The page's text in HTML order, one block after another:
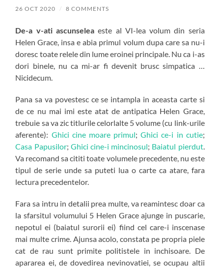
26 OCT 2020 / 8 COMMENTS
De-a v-ati ascunseleaeste al VI-lea volum din seria
Helen Grace, insa e abia primul volum dupa care sa nu-i
doresc toate relele din lume eroinei principale. Nu ca i-as
dori binele, nu ca mi-ar fi devenit brusc simpatica …
Nicidecum.
Pana sa va povestesc ce se intampla in aceasta carte si
de ce nu mai imi este atat de antipatica Helen Grace,
trebuie sa va zic titlurile celorlalte 5 volume (cu link-urile
aferente): Ghici cine moare primul;Ghici ce-i in cutie;
Casa Papusilor; Ghici cine-i mincinosul; Baiatul pierdut.
Va recomand sa cititi toate volumele precedente, nu este
tipul de serie unde sa puteti lua o carte ca atare, fara
lectura precedentelor.
Fara sa intru in detalii prea multe, va reamintesc doar ca
la sfarsitul volumului 5 Helen Grace ajunge in puscarie,
nepotul ei (baiatul surorii ei) fiind cel care-i inscenase
mai multe crime. Ajunsa acolo, constata pe propria piele
cat de rau sunt primite politistele in inchisoare. De
apararea ei, de dovedirea nevinovatiei, se ocupau altii